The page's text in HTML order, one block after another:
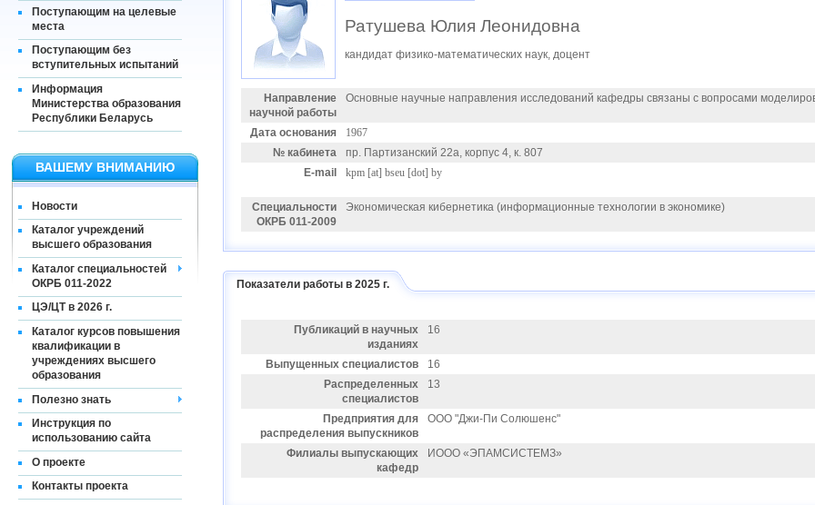
Поступающим на целевые
места
Поступающим без
вступительных испытаний
Информация
Министерства образования
Республики Беларусь
ВАШЕМУ ВНИМАНИЮ
Новости
Каталог учреждений
высшего образования
Каталог специальностей
ОКРБ 011-2022
ЦЭ/ЦТ в 2026 г.
Каталог курсов повышения
квалификации в
учреждениях высшего
образования
Полезно знать
Инструкция по
использованию сайта
О проекте
Контакты проекта
Ратушева Юлия Леонидовна
кандидат физико-математических наук, доцент
Направление
научной работы
Основные научные направления исследований кафедры связаны с вопросами
Дата основания
1967
№ кабинета
пр. Партизанский 22а, корпус 4, к. 807
E-mail
kpm [at] bseu [dot] by
Специальности
ОКРБ 011-2009
Экономическая кибернетика (информационные технологии в экономике)
Показатели работы в 2025 г.
Публикаций в научных
изданиях
16
Выпущенных специалистов
16
Распределенных
специалистов
13
Предприятия для
распределения выпускников
ООО "Джи-Пи Солюшенс"
Филиалы выпускающих
кафедр
ИООО «ЭПАМСИСТЕМЗ»